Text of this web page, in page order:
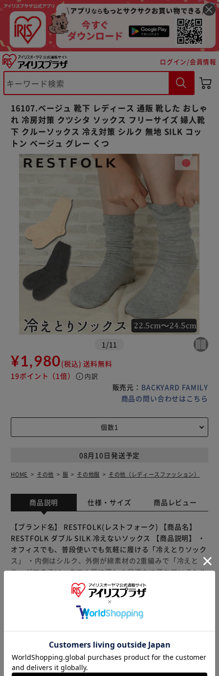
ログイン/会員情報
16107.ベージュ 靴下 レディース 通販 靴した おしゃ
れ 冷房対策 クツシタ ソックス フリーサイズ 婦人靴
下 クルーソックス 冷え対策 シルク 無地 SILK コッ
トン ベージュ グレー くつ
1 /11
¥1,980(税込) 送料無料
19ポイント （1倍） info 内訳
販売元： BACKYARD FAMILY
商品の問い合わせはこちら
08月10日発送予定
HOME その他 服 その他服 その他（レディースファッション）
商品説明 仕様・サイズ 商品レビュー
【ブランド名】 RESTFOLK(レストフォーク) 【商品名】
RESTFOLK ダブル SILK 冷えないソックス 【商品説明】 ・
オフィスでも、普段使いでも気軽に履ける「冷えとりソック
ス」 ・内側はシルク、外側が綿素材の2重編みで「冷えと
り」ができるソックス！肌に優しく保湿力に優れているシル
クが汗を吸い、発散させる綿の組み合わせで効果バツグン！
・シンプルなデザインでモコモコしないので冷房の効いたオ
フィスや室内、お風呂上がりや就寝用の靴下としても！ ・
ゴムの締め付けは強すぎず適度なテンションで肌への負担が
ィースフリーサイズ [適応サイズ]約22.5cm?約24.5cm ※サ
イズは当店平置き実寸サイズです。実際の商品とは多少の誤
差が生じる場合がございます。あらかじめご了承ください。
もっと見る
じめご了承ください。
※ご確認ください
カートに入れる 購入手続きへ